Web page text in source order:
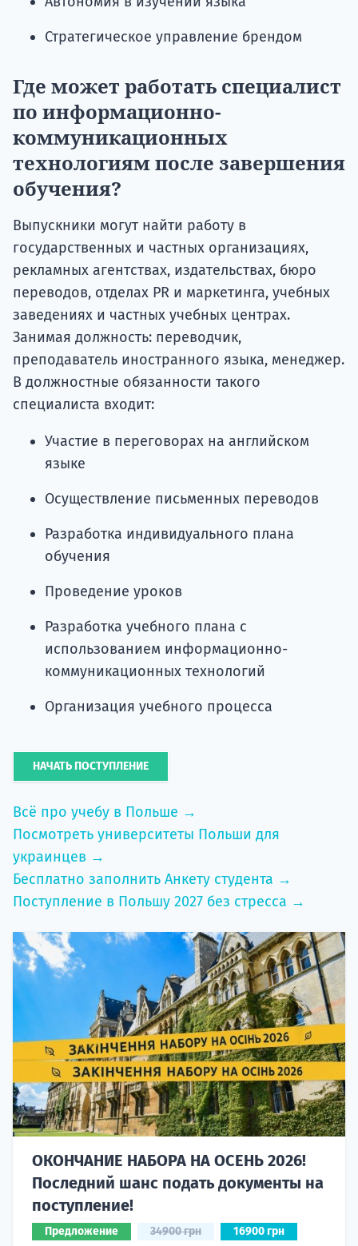
Стратегическое управление брендом
Где может работать специалист
по информационно-
коммуникационных
технологиям после завершения
обучения?
Выпускники могут найти работу в
государственных и частных организациях,
рекламных агентствах, издательствах, бюро
переводов, отделах PR и маркетинга, учебных
заведениях и частных учебных центрах.
Занимая должность: переводчик,
преподаватель иностранного языка, менеджер.
В должностные обязанности такого
специалиста входит:
Участие в переговорах на английском
языке
Осуществление письменных переводов
Разработка индивидуального плана
обучения
Проведение уроков
Разработка учебного плана с
использованием информационно-
коммуникационных технологий
Организация учебного процесса
НАЧАТЬ ПОСТУПЛЕНИЕ
Всё про учебу в Польше →
Посмотреть университеты Польши для
украинцев →
Бесплатно заполнить Анкету студента →
Поступление в Польшу 2027 без стресса →
ОКОНЧАНИЕ НАБОРА НА ОСЕНЬ 2026!
Последний шанс подать документы на
поступление!
Предложение 34900 грн 16900 грн